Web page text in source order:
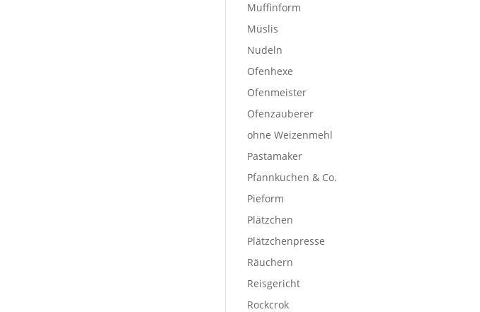
Muffinform
Müslis
Nudeln
Ofenhexe
Ofenmeister
Ofenzauberer
ohne Weizenmehl
Pastamaker
Pfannkuchen & Co.
Pieform
Plätzchen
Plätzchenpresse
Räuchern
Reisgericht
Rockcrok